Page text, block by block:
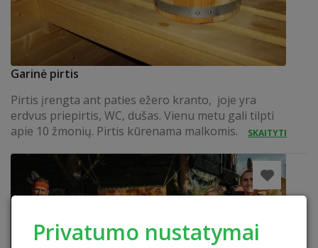
Privatumo nustatymai
Garinė pirtis
Pirtis įrengta ant paties ežero kranto, joje yra
erdvus priepirtis, WC, dušas. Vienu metu gali tilpti
apie 10 žmonių. Pirtis kūrenama malkomis.
SKAITYTI